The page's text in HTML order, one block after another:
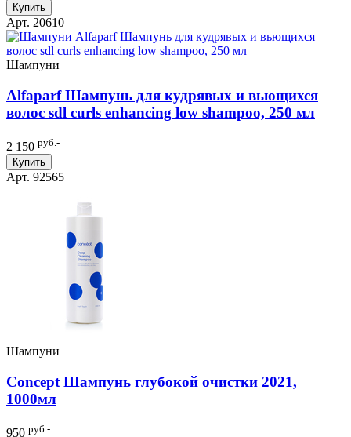
Купить
Арт. 20610
Шампуни
Alfaparf Шампунь для кудрявых и вьющихся
волос sdl curls enhancing low shampoo, 250 мл
2 150 руб.-
Купить
Арт. 92565
Шампуни
Concept Шампунь глубокой очистки 2021,
1000мл
950 руб.-